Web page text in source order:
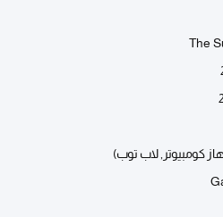
The
كومبيوتر, لاب توب)